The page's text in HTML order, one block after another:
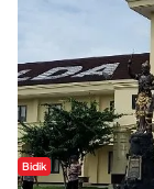
Bidik